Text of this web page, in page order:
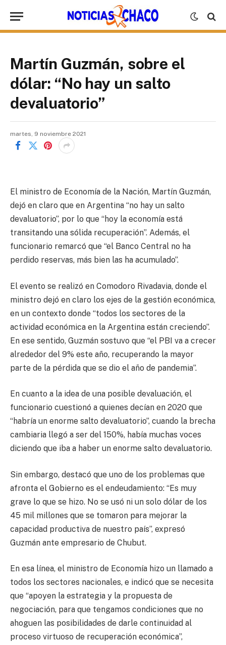
Martín Guzmán, sobre el
dólar: “No hay un salto
devaluatorio”
martes, 9 noviembre 2021
El ministro de Economía de la Nación, Martín Guzmán,
dejó en claro que en Argentina “no hay un salto
devaluatorio”, por lo que “hoy la economía está
transitando una sólida recuperación”. Además, el
funcionario remarcó que “el Banco Central no ha
perdido reservas, más bien las ha acumulado”.
El evento se realizó en Comodoro Rivadavia, donde el
ministro dejó en claro los ejes de la gestión económica,
en un contexto donde “todos los sectores de la
actividad económica en la Argentina están creciendo”.
En ese sentido, Guzmán sostuvo que “el PBI va a crecer
alrededor del 9% este año, recuperando la mayor
parte de la pérdida que se dio el año de pandemia”.
En cuanto a la idea de una posible devaluación, el
funcionario cuestionó a quienes decían en 2020 que
“habría un enorme salto devaluatorio”, cuando la brecha
cambiaria llegó a ser del 150%, había muchas voces
diciendo que iba a haber un enorme salto devaluatorio.
Sin embargo, destacó que uno de los problemas que
afronta el Gobierno es el endeudamiento: “Es muy
grave lo que se hizo. No se usó ni un solo dólar de los
45 mil millones que se tomaron para mejorar la
capacidad productiva de nuestro país”, expresó
Guzmán ante empresario de Chubut.
En esa línea, el ministro de Economía hizo un llamado a
todos los sectores nacionales, e indicó que se necesita
que “apoyen la estrategia y la propuesta de
negociación, para que tengamos condiciones que no
ahoguen las posibilidades de darle continuidad al
proceso virtuoso de recuperación económica”,